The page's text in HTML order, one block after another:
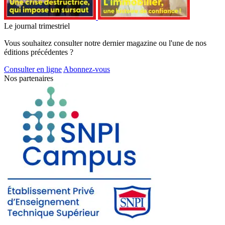
Le journal trimestriel
Vous souhaitez consulter notre dernier magazine ou l'une de nos
éditions précédentes ?
Consulter en ligne Abonnez-vous
Nos partenaires